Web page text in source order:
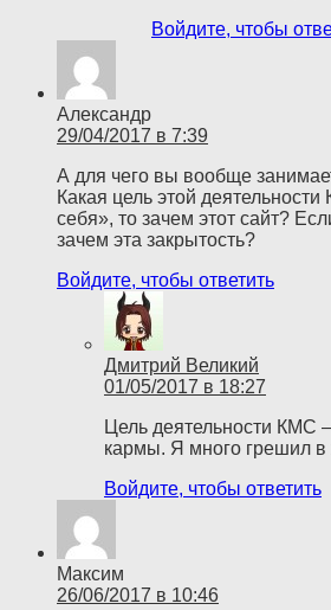
Войдите, чтобы
Александр
29/04/2017 в 7:39
А для чего вы вообще
Какая цель этой
себя», то зачем этот сайт?
зачем эта закрытость?
Войдите, чтобы ответить
Дмитрий Великий
01/05/2017 в 18:27
Цель деятельности КМС
кармы. Я много грешил
Войдите, чтобы ответить
Максим
26/06/2017 в 10:46